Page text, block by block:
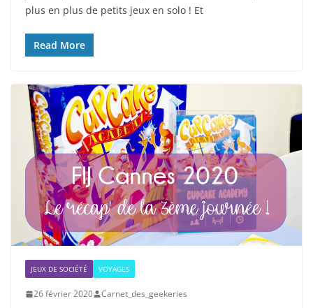
plus en plus de petits jeux en solo ! Et
Read More
JEUX DE SOCIÉTÉ VOYAGES
26 février 2020 Carnet_des_geekeries